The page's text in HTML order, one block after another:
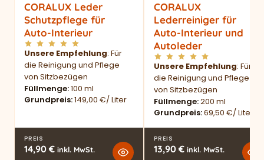
CORALUX Leder
Schutzpflege für
Auto-Interieur
Unsere Empfehlung: Für
die Reinigung und Pflege
von Sitzbezügen
Füllmenge 100 ml
Grundpreis 149,00 €/ Liter
PREIS
14,90 € inkl. MwSt.
CORALUX
Lederreiniger für
Auto-Interieur und
Autoleder
Unsere Empfehlung: Für
die Reinigung und Pflege
von Sitzbezügen
Füllmenge 200 ml
Grundpreis 69,50 €/ Liter
PREIS
13,90 € inkl. MwSt.